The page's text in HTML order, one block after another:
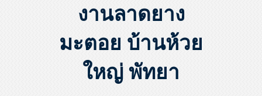
งานลาดยาง
มะตอย บ้านห้วย
ใหญ่ พัทยา